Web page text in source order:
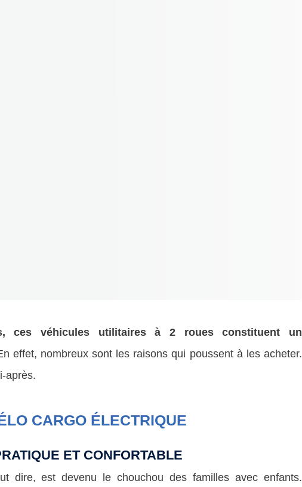
ces véhicules utilitaires à 2 roues constituent un
effet, nombreux sont les raisons qui poussent à les acheter.
après.
CARGO ÉLECTRIQUE
ET CONFORTABLE
dire, est devenu le chouchou des familles avec enfants.